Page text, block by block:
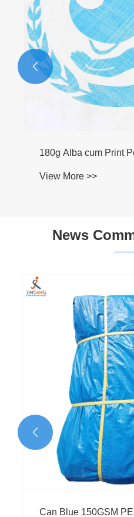

News
Quid Conditions ut
habere?
View More >>
